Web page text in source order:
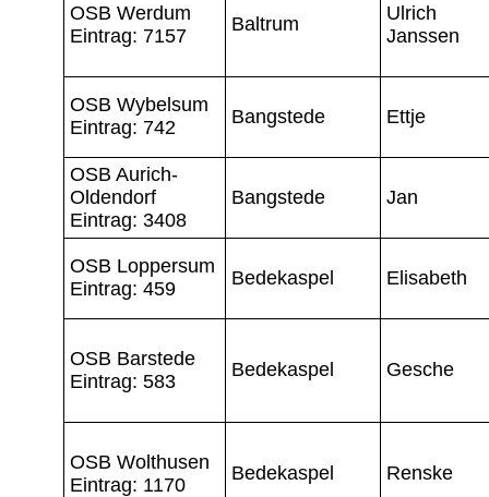
OSB Werdum
Eintrag: 7157
Baltrum
Ulrich
Janssen
OSB Wybelsum
Eintrag: 742
Bangstede Ettje
OSB Aurich-
Oldendorf
Eintrag: 3408
Bangstede Jan
OSB Loppersum
Eintrag: 459
Bedekaspel Elisabeth
OSB Barstede
Eintrag: 583
Bedekaspel Gesche
OSB Wolthusen
Eintrag: 1170
Bedekaspel Renske